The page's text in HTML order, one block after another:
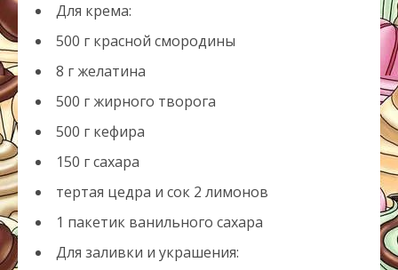
Для крема:
500 г красной смородины
8 г желатина
500 г жирного творога
500 г кефира
150 г сахара
тертая цедра и сок 2 лимонов
1 пакетик ванильного сахара
Для заливки и украшения: